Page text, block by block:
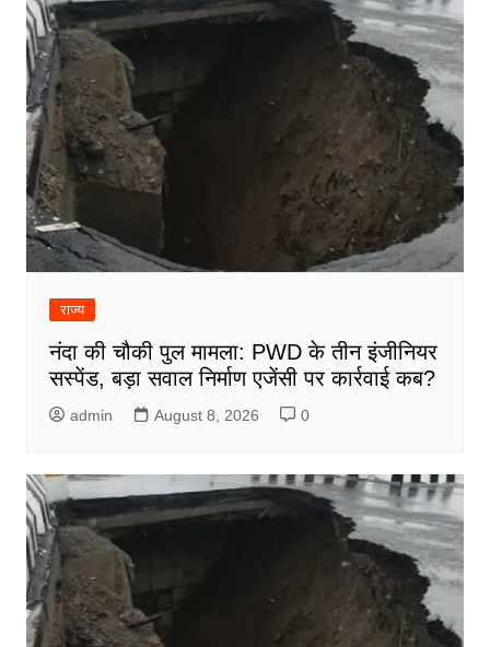
राज्य
नंदा की चौकी पुल मामला: PWD के तीन इंजीनियर
सस्पेंड, बड़ा सवाल निर्माण एजेंसी पर कार्रवाई कब?
admin August 8, 2026 0